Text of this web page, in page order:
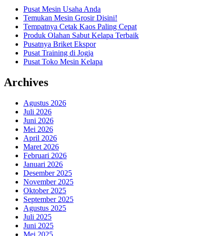
Pusat Mesin Usaha Anda
Temukan Mesin Grosir Disini!
Tempatnya Cetak Kaos Paling Cepat
Produk Olahan Sabut Kelapa Terbaik
Pusatnya Briket Ekspor
Pusat Training di Jogja
Pusat Toko Mesin Kelapa
Archives
Agustus 2026
Juli 2026
Juni 2026
Mei 2026
April 2026
Maret 2026
Februari 2026
Januari 2026
Desember 2025
November 2025
Oktober 2025
September 2025
Agustus 2025
Juli 2025
Juni 2025
Mei 2025